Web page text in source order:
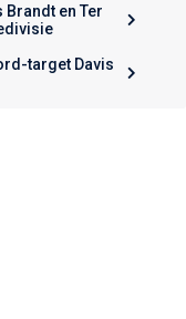
en Ter
target Davis